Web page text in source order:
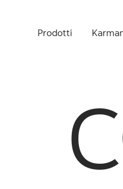
Prodotti